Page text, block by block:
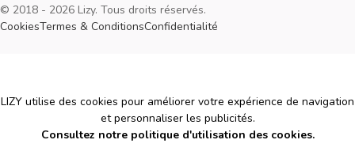
© 2018 - 2026 Lizy. Tous droits réservés.
CookiesTermes & ConditionsConfidentialité
Cookies
LIZY utilise des cookies pour améliorer votre expérience de navigation
et personnaliser les publicités.
Consultez notre politique d'utilisation des cookies.